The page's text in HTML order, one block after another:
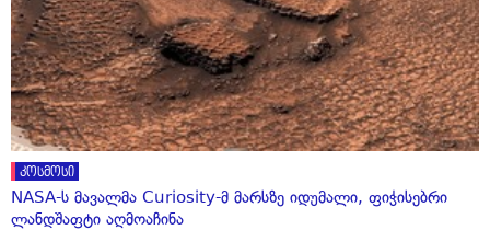
კოსმოსი
NASA-ს მავალმა Curiosity-მ მარსზე იდუმალი, ფიჭისებრი
ლანდშაფტი აღმოაჩინა